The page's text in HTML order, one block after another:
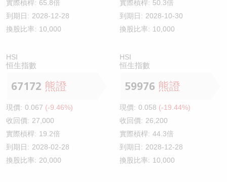
實際槓桿: 65.8倍
到期日: 2028-12-28
換股比率: 10,000
實際槓桿: 50.3倍
到期日: 2028-10-30
換股比率: 10,000
HSI
恒生指數
67172 熊證
現價: 0.067 (-9.46%)
收回價: 27,000
實際槓桿: 19.2倍
到期日: 2028-02-28
換股比率: 20,000
HSI
恒生指數
59976 熊證
現價: 0.058 (-19.44%)
收回價: 26,200
實際槓桿: 44.3倍
到期日: 2028-12-28
換股比率: 10,000